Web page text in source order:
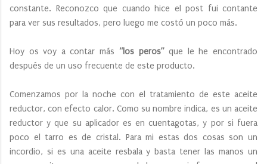
constante. Reconozco que cuando hice el post fui contante
para ver sus resultados, pero luego me costó un poco más.
Hoy os voy a contar más “los peros”que le he encontrado
después de un uso frecuente de este producto.
Comenzamos por la noche con el tratamiento de este aceite
reductor, con efecto calor. Como su nombre indica, es un aceite
reductor y que su aplicador es en cuentagotas, y por si fuera
poco el tarro es de cristal. Para mi estas dos cosas son un
incordio, si es una aceite resbala y basta tener las manos un